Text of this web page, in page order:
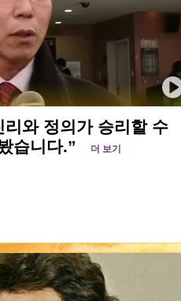
리와 정의가 승리할 수
습니다.”
더 보기